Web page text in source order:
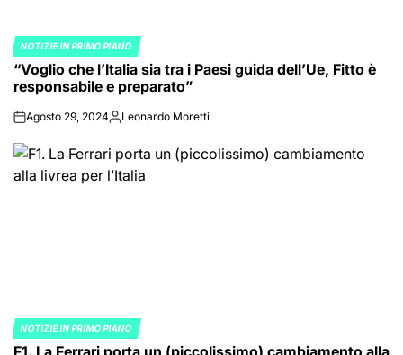
POSTED
IN
NOTIZIE IN PRIMO PIANO
“Voglio che l’Italia sia tra i Paesi guida dell’Ue, Fitto è
responsabile e preparato”
onAgosto 29, 2024Posted
Leonardo Moretti
POSTED
IN
NOTIZIE IN PRIMO PIANO